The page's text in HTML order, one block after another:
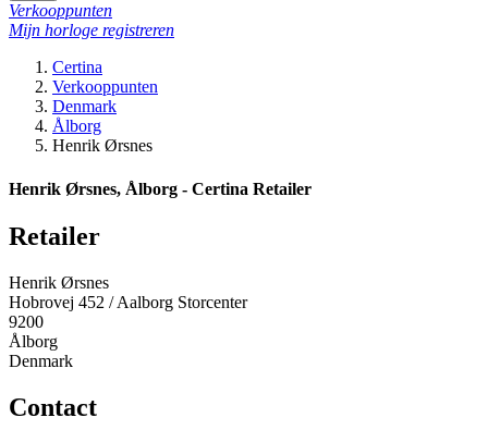
Verkooppunten
Mijn horloge registreren
Certina
Verkooppunten
Denmark
Ålborg
Henrik Ørsnes
Henrik Ørsnes, Ålborg - Certina Retailer
Retailer
Henrik Ørsnes
Hobrovej 452 / Aalborg Storcenter
9200
Ålborg
Denmark
Contact